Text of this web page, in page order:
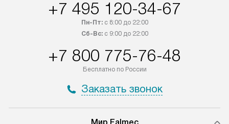
+7 495 120-34-67
Пн-Пт:с 8:00 до 22:00
Сб-Вс:с 9:00 до 22:00
+7 800 775-76-48
Бесплатно по России
Заказать звонок
Мир Falmec